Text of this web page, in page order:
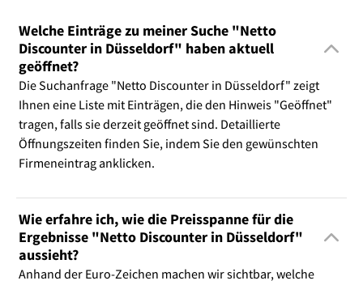
Welche Einträge zu meiner Suche "Netto
Discounter in Düsseldorf" haben aktuell
geöffnet?
Die Suchanfrage "Netto Discounter in Düsseldorf" zeigt
Ihnen eine Liste mit Einträgen, die den Hinweis "Geöffnet"
tragen, falls sie derzeit geöffnet sind. Detaillierte
Öffnungszeiten finden Sie, indem Sie den gewünschten
Firmeneintrag anklicken.
Wie erfahre ich, wie die Preisspanne für die
Ergebnisse "Netto Discounter in Düsseldorf"
aussieht?
Anhand der Euro-Zeichen machen wir sichtbar, welche